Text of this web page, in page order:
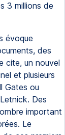
3 millions de
évoque
des
cite, un nouvel
et plusieurs
Gates ou
Des
important
Le